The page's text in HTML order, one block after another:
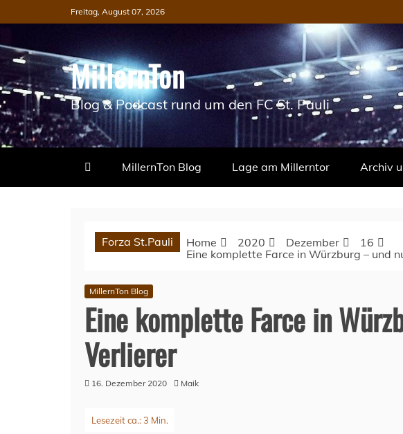
to
content
Freitag, August 07, 2026
MillernTon
Blog & Podcast rund um den FC St. Pauli
MillernTon Blog Lage am Millerntor Archiv
Forza St.Pauli Home 2020 Dezember
16
Eine komplette Farce in Würzburg – und
MillernTon Blog
Eine komplette Farce in
Verlierer
16. Dezember 2020 Maik